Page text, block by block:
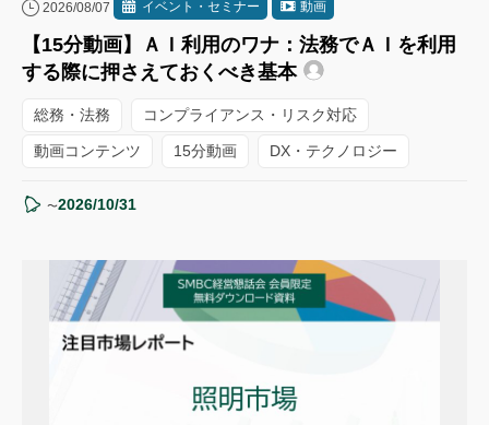
2026/08/07 イベント・セミナー 動画
【15分動画】ＡＩ利用のワナ：法務でＡＩを利用
する際に押さえておくべき基本
総務・法務 コンプライアンス・リスク対応
動画コンテンツ 15分動画 DX・テクノロジー
〜2026/10/31